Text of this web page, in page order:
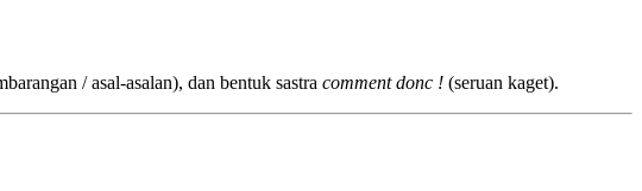
/ asal-asalan), dan bentuk sastra comment donc ! (seruan kaget).